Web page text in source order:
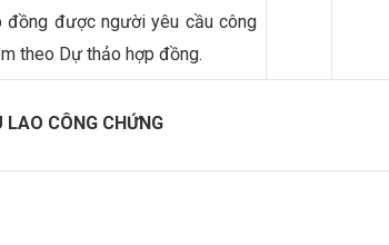
được người yêu cầu công
theo Dự thảo hợp đồng.
CÔNG CHỨNG